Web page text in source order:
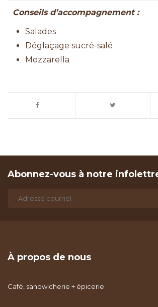
Conseils d’accompagnement :
Salades
Déglaçage sucré-salé
Mozzarella
Abonnez-vous à notre
À propos de nous
Café, sandwicherie + épicerie